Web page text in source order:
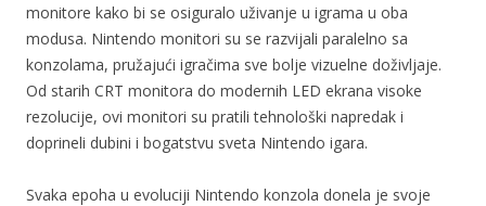
monitore kako bi se osiguralo uživanje u igrama u oba
modusa. Nintendo monitori su se razvijali paralelno sa
konzolama, pružajući igračima sve bolje vizuelne doživljaje.
Od starih CRT monitora do modernih LED ekrana visoke
rezolucije, ovi monitori su pratili tehnološki napredak i
doprineli dubini i bogatstvu sveta Nintendo igara.
Svaka epoha u evoluciji Nintendo konzola donela je svoje